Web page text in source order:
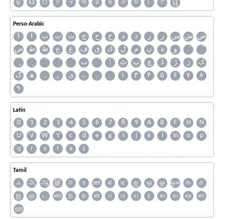
ଢ଼
ୟ ୦ ୧ ୨ ୩ ୪ ୫ ୬ ୭ ୮ ୯ ୱ
Perso-Arabic
آ ا ب ت ث ج ح خ د ذ ر ز س ش ص
ض
ط ظ ع غ ف ق ك ل م ن ه
و
ٮ
ٲ ٹ پ چ ڈ ڑ ژ
ک
گ
ھ ہ ۄ ی ے ۔ ۱ ۳ ۴ ۵ ۶ ۷
۸
۹
Latin
0 1 2 3 4 5 6 7 8 9 A B F H
N
U
V W Y c d e g i j k l m o
p
q
r s t x z
Tamil
ஃ அ ஆ இ ஈ உ ஊ எ ஏ ஐ ஒ ஓ ஔ க
ச
ஜ
ஞ ட ண த ந ன ப ம ய ர ல வ ஷ
ஸ
ஹ